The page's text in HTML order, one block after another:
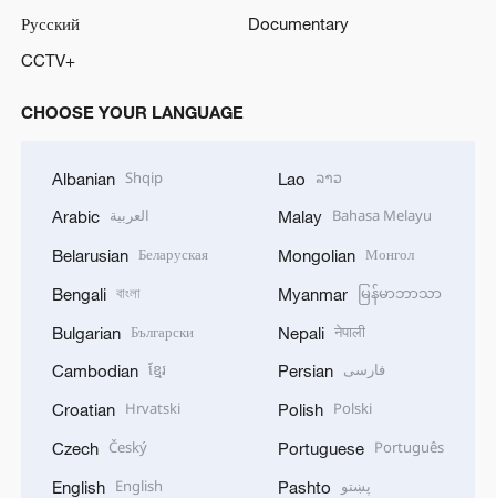
Русский
Documentary
CCTV+
CHOOSE YOUR LANGUAGE
Albanian Shqip
Arabic العربية
Belarusian Беларуская
Bengali বাংলা
Bulgarian Български
Cambodian ខ្មែរ
Croatian Hrvatski
Czech Český
English English
Lao ລາວ
Malay Bahasa Melayu
Mongolian Монгол
Myanmar မြန်မာဘာသာ
Nepali नेपाली
Persian فارسی
Polish Polski
Portuguese Português
Pashto پښتو